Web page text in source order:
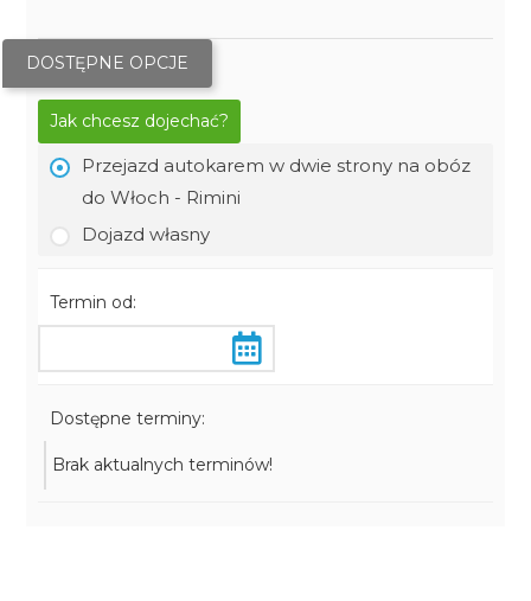
DOSTĘPNE OPCJE
Jak chcesz dojechać?
Przejazd autokarem w dwie strony na obóz
do Włoch - Rimini
Dojazd własny
Termin od:
Dostępne terminy:
Brak aktualnych terminów!